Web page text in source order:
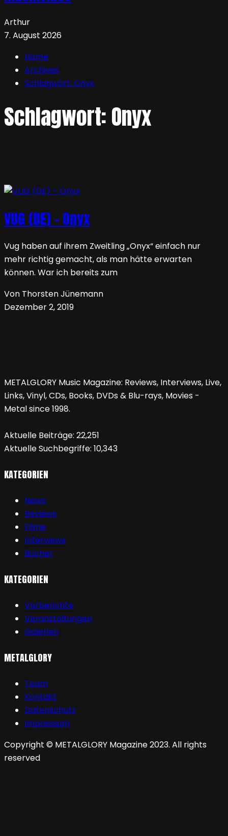
Arthur
7. August 2026
Home
Archives
Schlagwort: Onyx
Schlagwort:Onyx
VUG (DE) – Onyx
Vug haben auf ihrem Zweitling „Onyx“ einfach nur
mehr richtig gemacht, als man hätte erwarten
können. War ich bereits zum
Von Thorsten Jünemann
Dezember 2, 2019
METALGLORY Music Magazine: Reviews, Interviews, Live,
Links, Vinyl, CDs, Books, DVDs & Blu-rays, Movies -
Metal since 1998.
Aktuelle Beiträge: 22,251
Aktuelle Suchbegriffe: 10,343
KATEGORIEN
News
Reviews
Filme
Interviews
Bücher
KATEGORIEN
Vorberichte
Veranstaltungen
Galerien
METALGLORY
Team
Kontakt
Datenschutz
Impressum
Copyright © METALGLORY Magazine 2023. All rights
reserved